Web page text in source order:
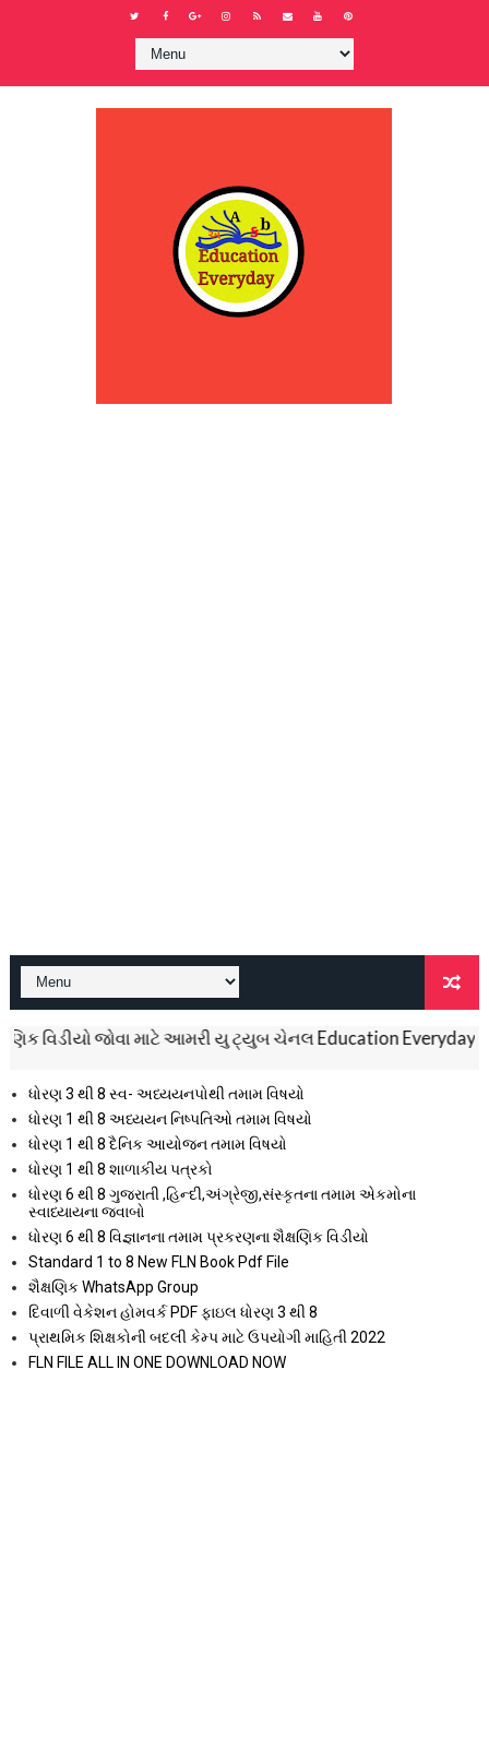
જોવા માટે આમરી યુ ટ્યુબ ચેનલ Education Everyday ને
ધોરણ 3 થી 8 સ્વ- અધ્યયનપોથી તમામ વિષયો
ધોરણ 1 થી 8 અધ્યયન નિષ્પતિઓ તમામ વિષયો
ધોરણ 1 થી 8 દૈનિક આયોજન તમામ વિષયો
ધોરણ 1 થી 8 શાળાકીય પત્રકો
ધોરણ 6 થી 8 ગુજરાતી ,હિન્દી,અંગ્રેજી,સંસ્કૃતના તમામ એકમોના
સ્વાધ્યાયના જવાબો
ધોરણ 6 થી 8 વિજ્ઞાનના તમામ પ્રકરણના શૈક્ષણિક વિડીયો
Standard 1 to 8 New FLN Book Pdf File
શૈક્ષણિક WhatsApp Group
દિવાળી વેકેશન હોમવર્ક PDF ફાઇલ ધોરણ 3 થી 8
પ્રાથમિક શિક્ષકોની બદલી કેમ્પ માટે ઉપયોગી માહિતી 2022
FLN FILE ALL IN ONE DOWNLOAD NOW